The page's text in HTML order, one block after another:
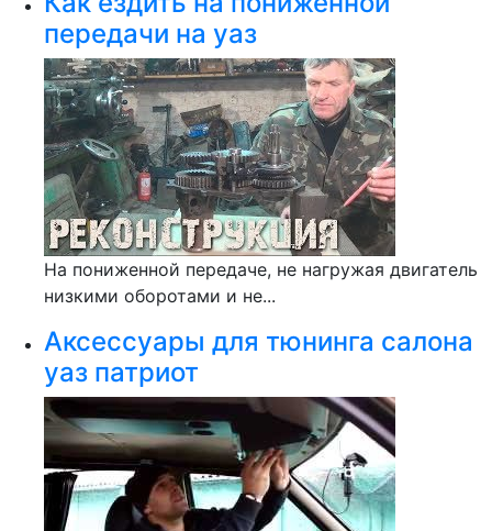
передачи на уаз
На пониженной передаче, не нагружая двигатель
низкими оборотами и не...
Аксессуары для тюнинга салона
уаз патриот